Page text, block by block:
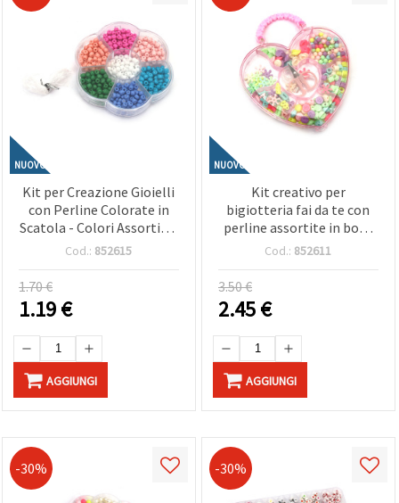
NUOVO
Kit per Creazione Gioielli
con Perline Colorate in
Scatola - Colori Assortiti -
, Lavoretti Creativi e
Cod.: 852615
1.70 €
1.19€
AGGIUNGI
NUOVO
Kit creativo per
bigiotteria fai da te con
perline assortite in box -
pochette, elastico in
forme e colori variati
Cod.: 852611
3.50 €
2.45€
AGGIUNGI
-30% -30%